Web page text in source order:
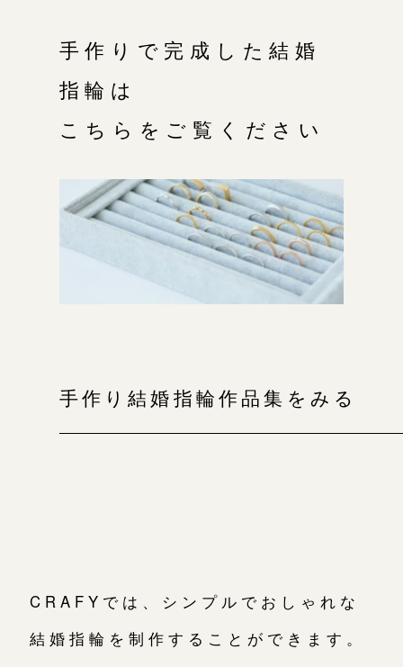
手作りで完成した結婚
指輪は
こちらをご覧ください
手作り結婚指輪作品集をみる
CRAFYでは、シンプルでおしゃれな
結婚指輪を制作することができます。